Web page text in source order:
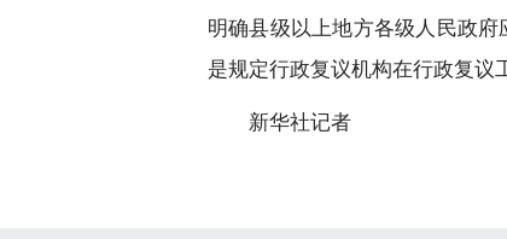
明确县级以上地方各级人民政
是规定行政复议机构在行政复议
新华社记者